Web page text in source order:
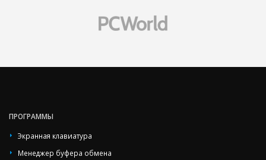
ПРОГРАММЫ
Экранная клавиатура
Менеджер буфера обмена